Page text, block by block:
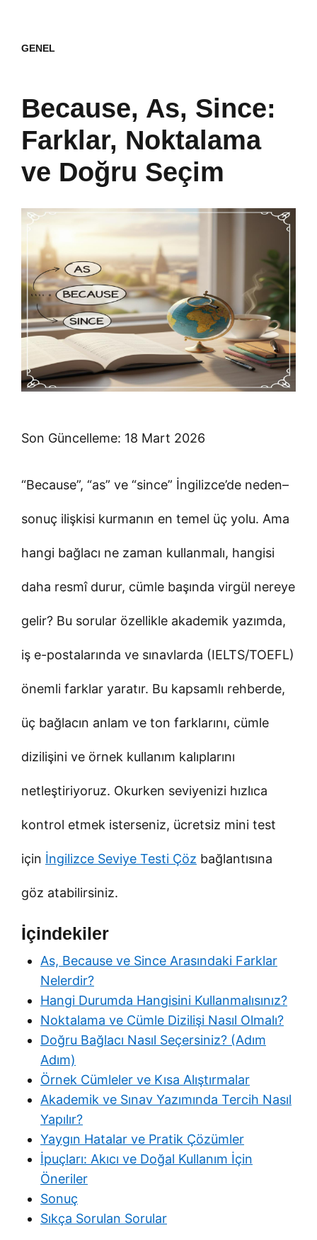
GENEL
Because, As, Since:
Farklar, Noktalama
ve Doğru Seçim
Son Güncelleme: 18 Mart 2026
“Because”, “as” ve “since” İngilizce’de neden–
sonuç ilişkisi kurmanın en temel üç yolu. Ama
hangi bağlacı ne zaman kullanmalı, hangisi
daha resmî durur, cümle başında virgül nereye
gelir? Bu sorular özellikle akademik yazımda,
iş e-postalarında ve sınavlarda (IELTS/TOEFL)
önemli farklar yaratır. Bu kapsamlı rehberde,
üç bağlacın anlam ve ton farklarını, cümle
dizilişini ve örnek kullanım kalıplarını
netleştiriyoruz. Okurken seviyenizi hızlıca
kontrol etmek isterseniz, ücretsiz mini test
için İngilizce Seviye Testi Çöz bağlantısına
göz atabilirsiniz.
İçindekiler
As, Because ve Since Arasındaki Farklar
Nelerdir?
Hangi Durumda Hangisini Kullanmalısınız?
Noktalama ve Cümle Dizilişi Nasıl Olmalı?
Doğru Bağlacı Nasıl Seçersiniz? (Adım
Adım)
Örnek Cümleler ve Kısa Alıştırmalar
Akademik ve Sınav Yazımında Tercih Nasıl
Yapılır?
Yaygın Hatalar ve Pratik Çözümler
İpuçları: Akıcı ve Doğal Kullanım İçin
Öneriler
Sonuç
Sıkça Sorulan Sorular